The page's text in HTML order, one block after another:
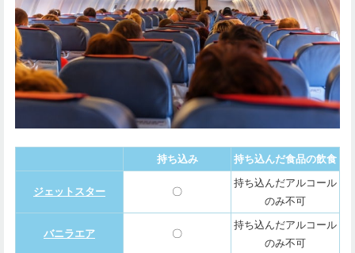
持ち込み 持ち込んだ食品の飲食
ジェットスター 〇
持ち込んだアルコール
のみ不可
バニラエア 〇
持ち込んだアルコール
のみ不可